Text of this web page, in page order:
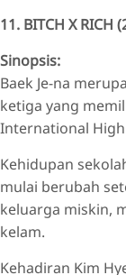
11. BITCH X RICH
Sinopsis:
Baek Je-na
ketiga yang
International High
Kehidupan
mulai berubah
keluarga miskin,
kelam.
Kehadiran Kim